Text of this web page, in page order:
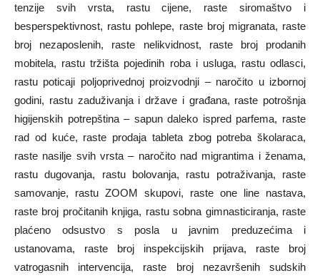
tenzije svih vrsta, rastu cijene, raste siromaštvo i
besperspektivnost, rastu pohlepe, raste broj migranata, raste
broj nezaposlenih, raste nelikvidnost, raste broj prodanih
mobitela, rastu tržišta pojedinih roba i usluga, rastu odlasci,
rastu poticaji poljoprivednoj proizvodnji – naročito u izbornoj
godini, rastu zaduživanja i države i građana, raste potrošnja
higijenskih potrepština – sapun daleko ispred parfema, raste
rad od kuće, raste prodaja tableta zbog potreba školaraca,
raste nasilje svih vrsta – naročito nad migrantima i ženama,
rastu dugovanja, rastu bolovanja, rastu potraživanja, raste
samovanje, rastu ZOOM skupovi, raste one line nastava,
raste broj pročitanih knjiga, rastu sobna gimnasticiranja, raste
plaćeno odsustvo s posla u javnim preduzećima i
ustanovama, raste broj inspekcijskih prijava, raste broj
vatrogasnih intervencija, raste broj nezavršenih sudskih